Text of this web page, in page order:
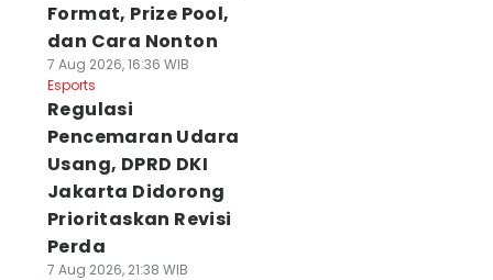
Format, Prize Pool,
dan Cara Nonton
7 Aug 2026, 16:36 WIB
Esports
Regulasi
Pencemaran Udara
Usang, DPRD DKI
Jakarta Didorong
Prioritaskan Revisi
Perda
7 Aug 2026, 21:38 WIB